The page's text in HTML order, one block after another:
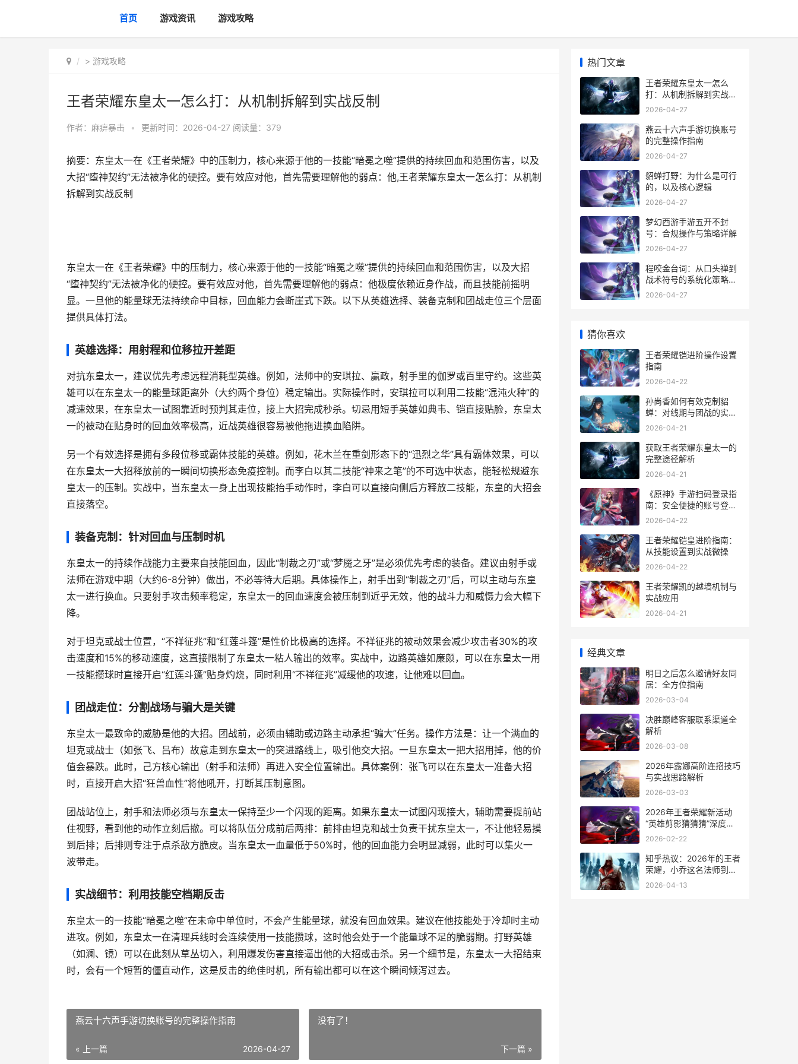
首页 游戏资讯 游戏攻略
> 游戏攻略
王者荣耀东皇太一怎么打：从机制拆解到实战反制
作者： 麻痹暴击 • 更新时间：2026-04-27 阅读量：379
摘要：东皇太一在《王者荣耀》中的压制力，核心来源于他的一技能“暗冕之噬”提供的持续回血和范围伤害，以及
大招“堕神契约”无法被净化的硬控。要有效应对他，首先需要理解他的弱点：他,王者荣耀东皇太一怎么打：从机制
拆解到实战反制
东皇太一在《王者荣耀》中的压制力，核心来源于他的一技能“暗冕之噬”提供的持续回血和范围伤害，以及大招
“堕神契约”无法被净化的硬控。要有效应对他，首先需要理解他的弱点：他极度依赖近身作战，而且技能前摇明
显。一旦他的能量球无法持续命中目标，回血能力会断崖式下跌。以下从英雄选择、装备克制和团战走位三个层面
提供具体打法。
英雄选择：用射程和位移拉开差距
对抗东皇太一，建议优先考虑远程消耗型英雄。例如，法师中的安琪拉、嬴政，射手里的伽罗或百里守约。这些英
雄可以在东皇太一的能量球距离外（大约两个身位）稳定输出。实际操作时，安琪拉可以利用二技能“混沌火种”的
减速效果，在东皇太一试图靠近时预判其走位，接上大招完成秒杀。切忌用短手英雄如典韦、铠直接贴脸，东皇太
一的被动在贴身时的回血效率极高，近战英雄很容易被他拖进换血陷阱。
另一个有效选择是拥有多段位移或霸体技能的英雄。例如，花木兰在重剑形态下的“迅烈之华”具有霸体效果，可以
在东皇太一大招释放前的一瞬间切换形态免疫控制。而李白以其二技能“神来之笔”的不可选中状态，能轻松规避东
皇太一的压制。实战中，当东皇太一身上出现技能抬手动作时，李白可以直接向侧后方释放二技能，东皇的大招会
直接落空。
装备克制：针对回血与压制时机
东皇太一的持续作战能力主要来自技能回血，因此“制裁之刃”或“梦魇之牙”是必须优先考虑的装备。建议由射手或
法师在游戏中期（大约6-8分钟）做出，不必等待大后期。具体操作上，射手出到“制裁之刃”后，可以主动与东皇
太一进行换血。只要射手攻击频率稳定，东皇太一的回血速度会被压制到近乎无效，他的战斗力和威慑力会大幅下
降。
对于坦克或战士位置，“不祥征兆”和“红莲斗篷”是性价比极高的选择。不祥征兆的被动效果会减少攻击者30%的攻
击速度和15%的移动速度，这直接限制了东皇太一粘人输出的效率。实战中，边路英雄如廉颇，可以在东皇太一用
一技能攒球时直接开启“红莲斗篷”贴身灼烧，同时利用“不祥征兆”减缓他的攻速，让他难以回血。
团战走位：分割战场与骗大是关键
东皇太一最致命的威胁是他的大招。团战前，必须由辅助或边路主动承担“骗大”任务。操作方法是：让一个满血的
坦克或战士（如张飞、吕布）故意走到东皇太一的突进路线上，吸引他交大招。一旦东皇太一把大招用掉，他的价
值会暴跌。此时，己方核心输出（射手和法师）再进入安全位置输出。具体案例：张飞可以在东皇太一准备大招
时，直接开启大招“狂兽血性”将他吼开，打断其压制意图。
团战站位上，射手和法师必须与东皇太一保持至少一个闪现的距离。如果东皇太一试图闪现接大，辅助需要提前站
住视野，看到他的动作立刻后撤。可以将队伍分成前后两排：前排由坦克和战士负责干扰东皇太一，不让他轻易摸
到后排；后排则专注于点杀敌方脆皮。当东皇太一血量低于50%时，他的回血能力会明显减弱，此时可以集火一
波带走。
实战细节：利用技能空档期反击
东皇太一的一技能“暗冕之噬”在未命中单位时，不会产生能量球，就没有回血效果。建议在他技能处于冷却时主动
进攻。例如，东皇太一在清理兵线时会连续使用一技能攒球，这时他会处于一个能量球不足的脆弱期。打野英雄
（如澜、镜）可以在此刻从草丛切入，利用爆发伤害直接逼出他的大招或击杀。另一个细节是，东皇太一大招结束
时，会有一个短暂的僵直动作，这是反击的绝佳时机，所有输出都可以在这个瞬间倾泻过去。
燕云十六声手游切换账号的完整操作指南
« 上一篇 2026-04-27
没有了！
下一篇 »
热门文章
王者荣耀东皇太一怎么
打：从机制拆解到实战反
制
2026-04-27
燕云十六声手游切换账号
的完整操作指南
2026-04-27
貂蝉打野：为什么是可行
的，以及核心逻辑
2026-04-27
梦幻西游手游五开不封
号：合规操作与策略详解
2026-04-27
程咬金台词：从口头禅到
战术符号的系统化策略解
析
2026-04-27
猜你喜欢
王者荣耀铠进阶操作设置
指南
2026-04-22
孙尚香如何有效克制貂
蝉：对线期与团战的实战
策略
2026-04-21
获取王者荣耀东皇太一的
完整途径解析
2026-04-21
《原神》手游扫码登录指
南：安全便捷的账号登录
方式
2026-04-22
王者荣耀铠皇进阶指南：
从技能设置到实战微操
2026-04-22
王者荣耀凯的越墙机制与
实战应用
2026-04-21
经典文章
明日之后怎么邀请好友同
居：全方位指南
2026-03-04
决胜巅峰客服联系渠道全
解析
2026-03-08
2026年露娜高阶连招技巧
与实战思路解析
2026-03-03
2026年王者荣耀新活动
“英雄剪影猜猜猜”深度解
析
2026-02-22
知乎热议：2026年的王者
荣耀，小乔这名法师到底
怎么样？
2026-04-13